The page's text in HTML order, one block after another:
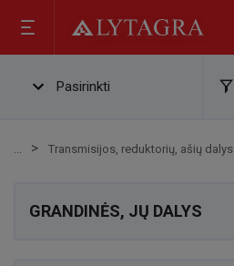
Pasirinkti
Transmisijos, reduktorių, ašių dalys
GRANDINĖS, JŲ DALYS